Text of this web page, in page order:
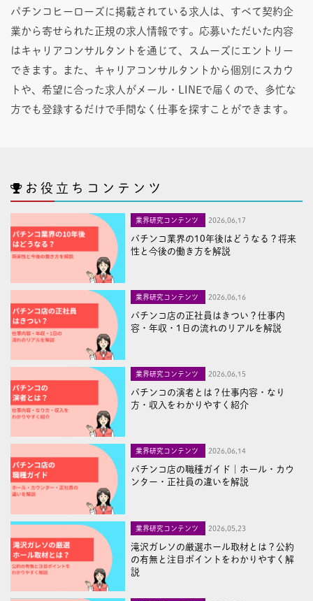
パチンコヒーローズに掲載されている求人は、すべて契約企
業から寄せられた正規の求人情報です。応募いただいた内容
はキャリアコンサルタントを通じて、スムーズにエントリー
できます。また、キャリアコンサルタントから個別にスカウ
トや、希望に合った求人がメール・LINEで届くので、多忙な
方でも登録するだけで手間なく仕事を探すことができます。
お役立ちコンテンツ
業界研究コンテンツ 2026,06,17
パチンコ業界の10年後はどうなる？将来
性と今後の働き方を解説
業界研究コンテンツ 2026,06,16
パチンコ店の正社員はきつい？仕事内
容・年収・1日の流れのリアルを解説
業界研究コンテンツ 2026,06,15
パチンコの演者とは？仕事内容・なり
方・収入をわかりやすく紹介
業界研究コンテンツ 2026,06,14
パチンコ店の職種ガイド｜ホール・カウ
ンター・正社員の違いを解説
業界研究コンテンツ 2026,05,23
滝沢ガレソの厳選ホール取材とは？公約
の有無と注目ポイントをわかりやすく解
説